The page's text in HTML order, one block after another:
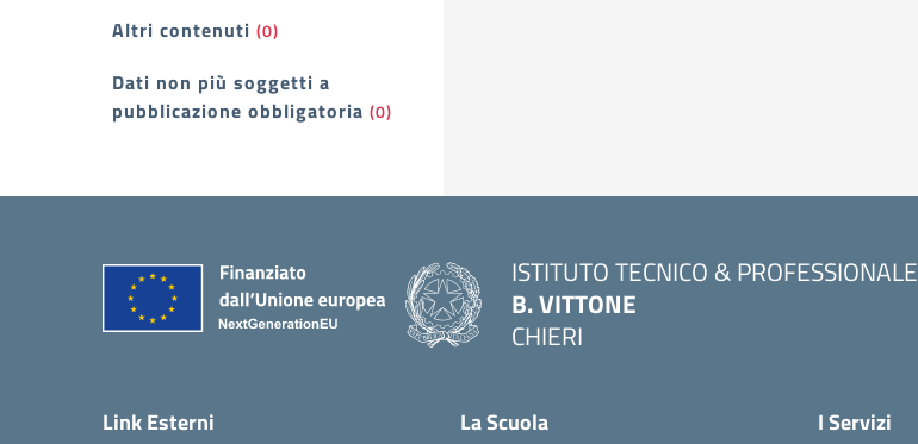
Altri contenuti (0)
Dati non più soggetti a
pubblicazione obbligatoria (0)
ISTITUTO TECNICO & PROFESSIONALE
B. VITTONE
CHIERI
Link Esterni La Scuola I Servizi